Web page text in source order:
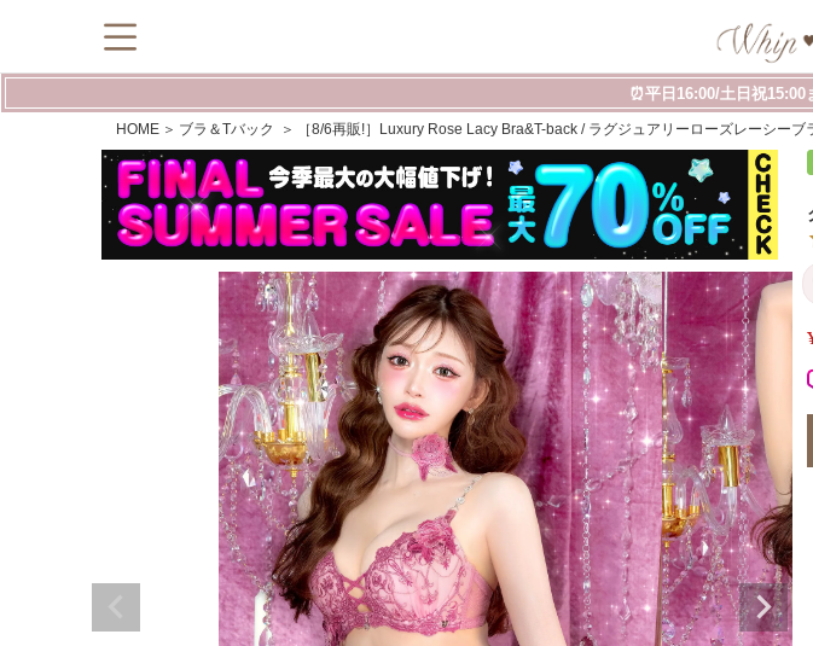
⏰平日16:00/土日祝
HOME ブラ＆Tバック ［8/6再販!］Luxury Rose Lacy Bra&T-back / ラグジュアリーローズレーシーブ